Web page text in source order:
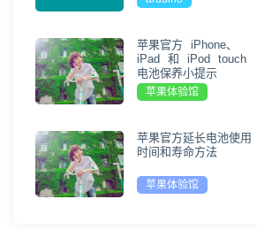
苹果官方 iPhone、
iPad 和 iPod touch
电池保养小提示
苹果体验馆
苹果官方延长电池使用
时间和寿命方法
苹果体验馆